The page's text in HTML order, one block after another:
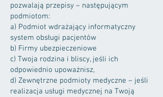
pozwalają przepisy – następującym
podmiotom:
a) Podmiot wdrażający informatyczny
system obsługi pacjentów
b) Firmy ubezpieczeniowe
c) Twoja rodzina i bliscy, jeśli ich
odpowiednio upoważnisz,
d) Zewnętrzne podmioty medyczne – jeśli
realizacja usługi medycznej na Twoją